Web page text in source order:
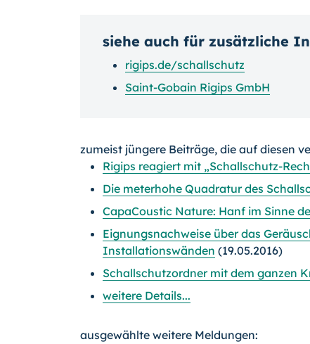
siehe auch für zusätzliche
rigips.de/schallschutz
Saint-Gobain Rigips GmbH
zumeist jüngere Beiträge, die auf diesen
Rigips reagiert mit „Schallschutz-
Die meterhohe Quadratur des
CapaCoustic Nature: Hanf im Sinne
Eignungsnachweise über das
Installationswänden (19.05.2016)
Schallschutzordner mit dem ganzen
weitere Details...
ausgewählte weitere Meldungen: